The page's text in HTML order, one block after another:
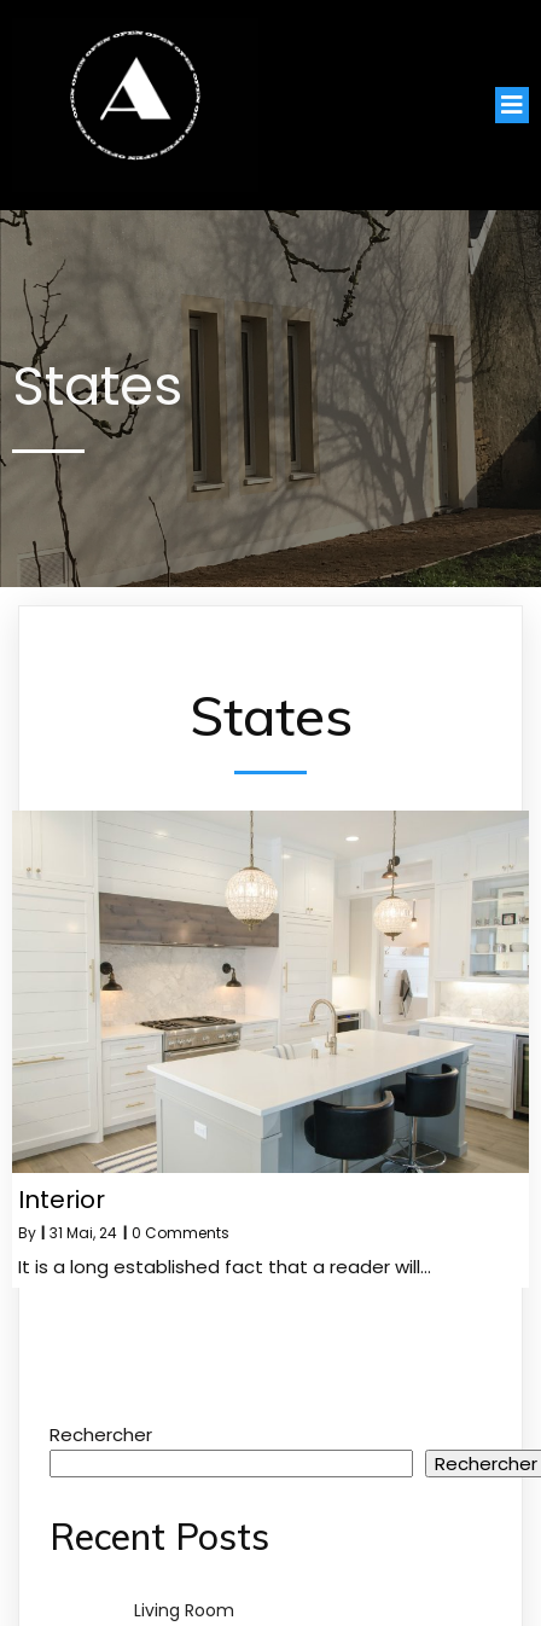
States
States
Interior
By | 31 Mai, 24 | 0 Comments
It is a long established fact that a reader will…
Rechercher
Rechercher
Recent Posts
Living Room